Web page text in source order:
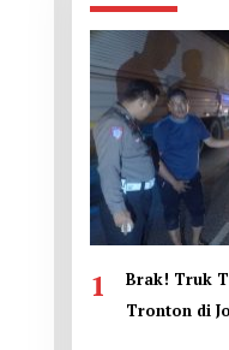
1
Brak! Truk
Tronton di